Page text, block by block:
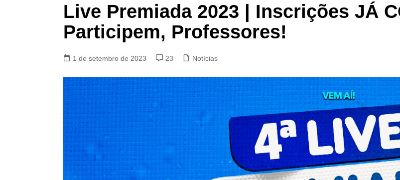
Live Premiada 2023 | Inscrições JÁ
Participem, Professores!
1 de setembro de 2023 23 Notícias